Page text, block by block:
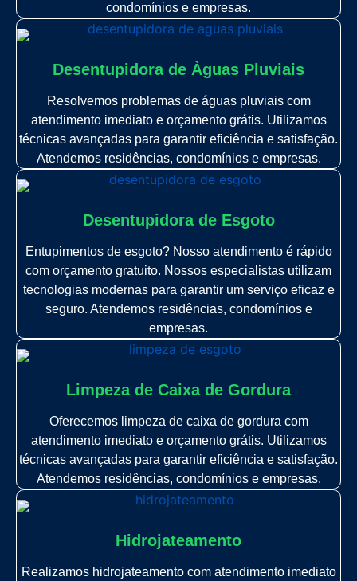
condomínios e empresas.
Desentupidora de Àguas Pluviais
Resolvemos problemas de águas pluviais com
atendimento imediato e orçamento grátis. Utilizamos
técnicas avançadas para garantir eficiência e satisfação.
Atendemos residências, condomínios e empresas.
Desentupidora de Esgoto
Entupimentos de esgoto? Nosso atendimento é rápido
com orçamento gratuito. Nossos especialistas utilizam
tecnologias modernas para garantir um serviço eficaz e
seguro. Atendemos residências, condomínios e
empresas.
Limpeza de Caixa de Gordura
Oferecemos limpeza de caixa de gordura com
atendimento imediato e orçamento grátis. Utilizamos
técnicas avançadas para garantir eficiência e satisfação.
Atendemos residências, condomínios e empresas.
Hidrojateamento
Realizamos hidrojateamento com atendimento imediato